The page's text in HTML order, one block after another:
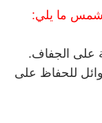
ما يلي:
على الجفاف.
للحفاظ على